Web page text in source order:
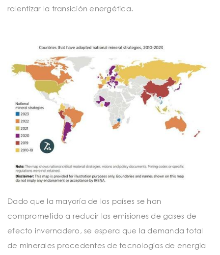
ralentizar la transición energética.
Dado que la mayoría de los países se han
comprometido a reducir las emisiones de gases de
efecto invernadero, se espera que la demanda total
de minerales procedentes de tecnologías de energía